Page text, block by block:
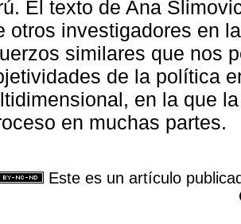
El texto de Ana
otros investigadores en
similares que nos
de la política
en la que
en muchas partes.
Este es un artículo